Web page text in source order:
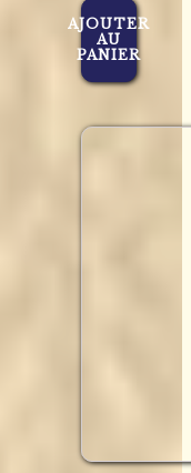
AJOUTER
AU
PANIER